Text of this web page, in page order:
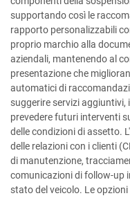
supportando così le
rapporto personalizzabili
proprio marchio alla
aziendali, mantenendo al
presentazione che
automatici di
suggerire servizi
prevedere futuri interventi
delle condizioni di assetto.
delle relazioni con i clienti
di manutenzione,
comunicazioni di follow-up
stato del veicolo. Le